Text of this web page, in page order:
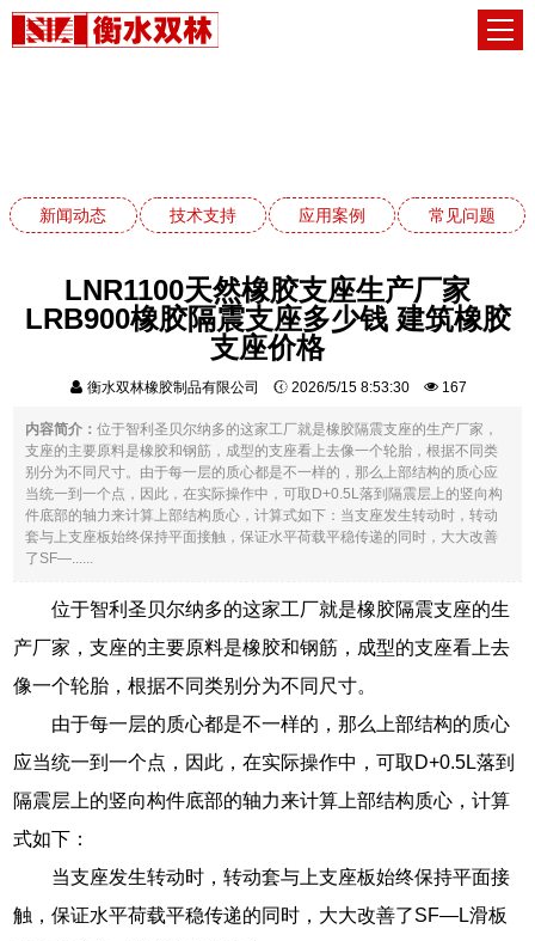
新闻动态 技术支持 应用案例 常见问题
LNR1100天然橡胶支座生产厂家
LRB900橡胶隔震支座多少钱 建筑橡胶
支座价格
衡水双林橡胶制品有限公司 2026/5/15 8:53:30 167
内容简介：位于智利圣贝尔纳多的这家工厂就是橡胶隔震支座的生产厂家，
支座的主要原料是橡胶和钢筋，成型的支座看上去像一个轮胎，根据不同类
别分为不同尺寸。由于每一层的质心都是不一样的，那么上部结构的质心应
当统一到一个点，因此，在实际操作中，可取D+0.5L落到隔震层上的竖向构
件底部的轴力来计算上部结构质心，计算式如下：当支座发生转动时，转动
套与上支座板始终保持平面接触，保证水平荷载平稳传递的同时，大大改善
了SF—......
位于智利圣贝尔纳多的这家工厂就是橡胶隔震支座的生
产厂家，支座的主要原料是橡胶和钢筋，成型的支座看上去
像一个轮胎，根据不同类别分为不同尺寸。
由于每一层的质心都是不一样的，那么上部结构的质心
应当统一到一个点，因此，在实际操作中，可取D+0.5L落到
隔震层上的竖向构件底部的轴力来计算上部结构质心，计算
式如下：
当支座发生转动时，转动套与上支座板始终保持平面接
触，保证水平荷载平稳传递的同时，大大改善了SF—L滑板